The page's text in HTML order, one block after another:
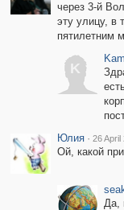
через 3-й
эту улицу, в
пятилетним
K
Юлия · 26 April
Ой, какой
Да,